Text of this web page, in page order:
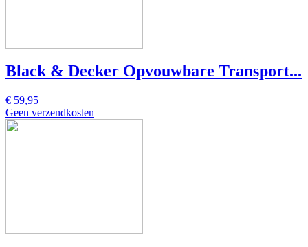
Black & Decker Opvouwbare Transport...
€ 59,95
Geen verzendkosten